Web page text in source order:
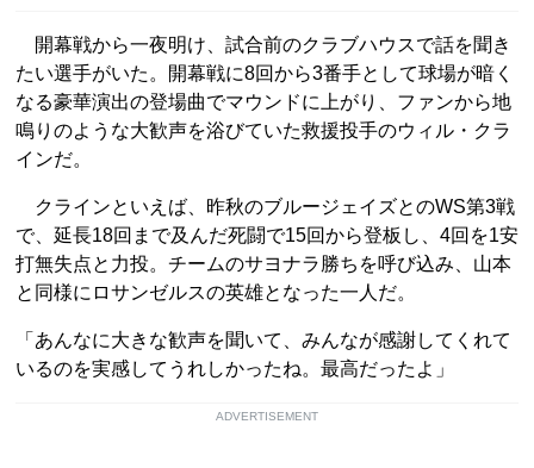
開幕戦から一夜明け、試合前のクラブハウスで話を聞き
たい選手がいた。開幕戦に8回から3番手として球場が暗く
なる豪華演出の登場曲でマウンドに上がり、ファンから地
鳴りのような大歓声を浴びていた救援投手のウィル・クラ
インだ。
クラインといえば、昨秋のブルージェイズとのWS第3戦
で、延長18回まで及んだ死闘で15回から登板し、4回を1安
打無失点と力投。チームのサヨナラ勝ちを呼び込み、山本
と同様にロサンゼルスの英雄となった一人だ。
「あんなに大きな歓声を聞いて、みんなが感謝してくれて
いるのを実感してうれしかったね。最高だったよ」
ADVERTISEMENT